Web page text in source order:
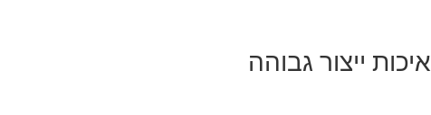
איכות ייצור גבוהה